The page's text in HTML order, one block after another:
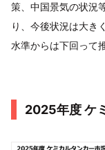
策、中国景気の状況
り、今後状況は大き
水準からは下回って
2025年度 ケ